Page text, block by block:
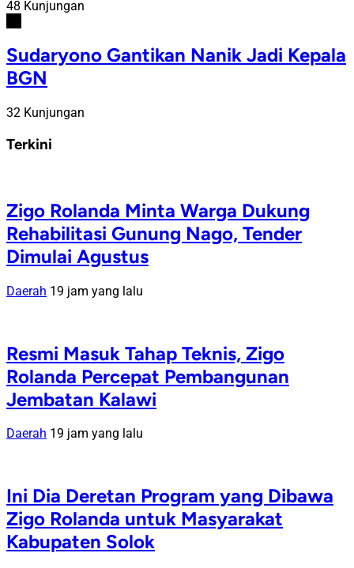
48 Kunjungan
Sudaryono Gantikan Nanik Jadi Kepala
BGN
32 Kunjungan
Terkini
Zigo Rolanda Minta Warga Dukung
Rehabilitasi Gunung Nago, Tender
Dimulai Agustus
Daerah 19 jam yang lalu
Resmi Masuk Tahap Teknis, Zigo
Rolanda Percepat Pembangunan
Jembatan Kalawi
Daerah 19 jam yang lalu
Ini Dia Deretan Program yang Dibawa
Zigo Rolanda untuk Masyarakat
Kabupaten Solok